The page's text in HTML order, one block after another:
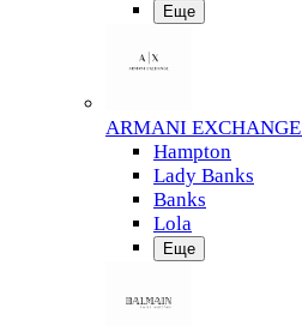
Еще
ARMANI EXCHANGE
Hampton
Lady Banks
Banks
Lola
Еще